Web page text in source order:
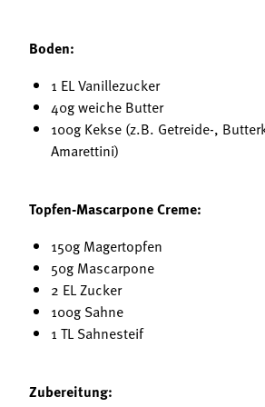
Boden:
1 EL Vanillezucker
40g weiche Butter
100g Kekse (z.B. Getreide-,
Amarettini)
Topfen-Mascarpone Creme:
150g Magertopfen
50g Mascarpone
2 EL Zucker
100g Sahne
1 TL Sahnesteif
Zubereitung: